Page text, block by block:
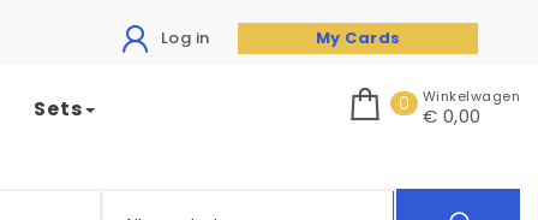
Log in My Cards
Sets 0 Winkelwagen
€ 0,00